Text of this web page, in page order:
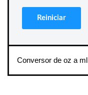
Conversor de oz a ml